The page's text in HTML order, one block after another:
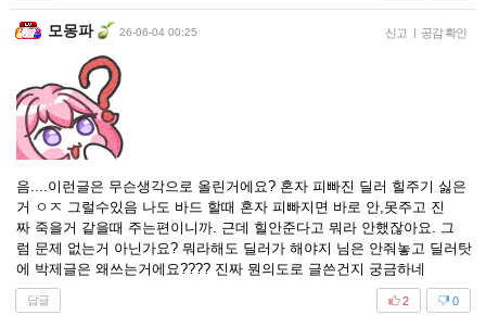
모몽파 26-06-04 00:25 신고 | 공감 확인
음....이런글은 무슨생각으로 올린거에요? 혼자 피빠진 딜러 힐주기 싫은
거 ㅇㅈ 그럴수있음 나도 바드 할때 혼자 피빠지면 바로 안,못주고 진
짜 죽을거 같을때 주는편이니까. 근데 힐안준다고 뭐라 안했잖아요. 그
럼 문제 없는거 아닌가요? 뭐라해도 딜러가 해야지 님은 안줘놓고 딜러탓
에 박제글은 왜쓰는거에요???? 진짜 뭔의도로 글쓴건지 궁금하네
답글 0
2